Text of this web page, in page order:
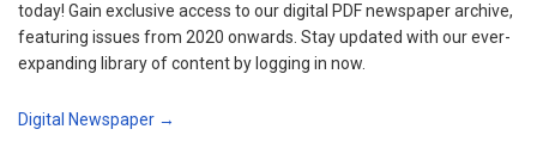
today! Gain exclusive access to our digital PDF newspaper archive,
featuring issues from 2020 onwards. Stay updated with our ever-
expanding library of content by logging in now.
Digital Newspaper →